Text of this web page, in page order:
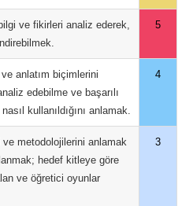
ve fikirleri analiz ederek,
5
anlatım biçimlerini
edebilme ve başarılı
kullanıldığını anlamak.
4
ve metodolojilerini anlamak
hedef kitleye göre
ve öğretici oyunlar
3